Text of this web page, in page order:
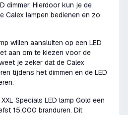
dimmer. Hierdoor kun je de
Calex lampen bedienen en zo
willen aansluiten op een LED
aan om te kiezen voor de
je zeker dat de Calex
tijdens het dimmen en de LED
Specials LED lamp Gold een
15.000 branduren. Dit